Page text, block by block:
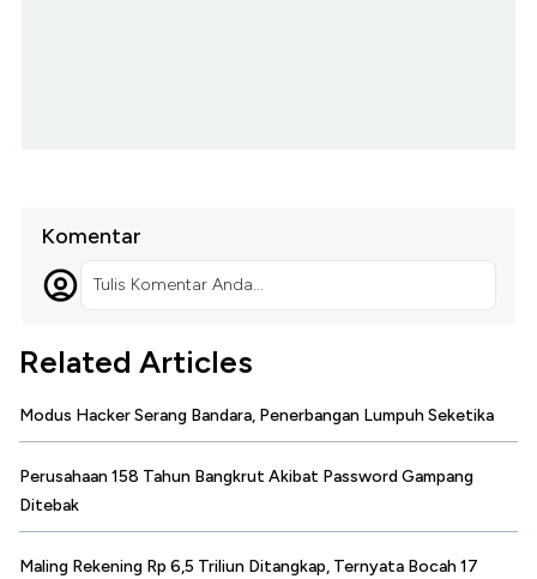
Komentar
Tulis Komentar Anda...
Related Articles
Modus Hacker Serang Bandara, Penerbangan Lumpuh Seketika
Perusahaan 158 Tahun Bangkrut Akibat Password Gampang
Ditebak
Maling Rekening Rp 6,5 Triliun Ditangkap, Ternyata Bocah 17